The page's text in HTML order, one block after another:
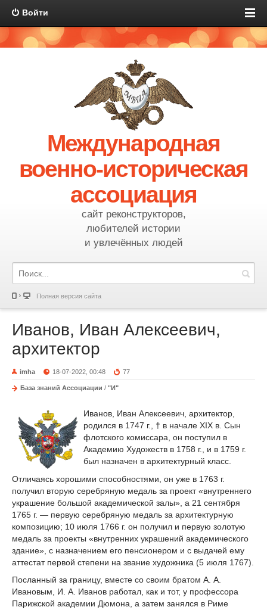
Войти
Международная
военно-историческая
ассоциация
сайт реконструкторов,
любителей истории
и увлечённых людей
Полная версия сайта
Иванов, Иван Алексеевич,
архитектор
imha 18-07-2022, 00:48 77
База знаний Ассоциации / "И"
Иванов, Иван Алексеевич, архитектор,
родился в 1747 г., † в начале XIX в. Сын
флотского комиссара, он поступил в
Академию Художеств в 1758 г., и в 1759 г.
был назначен в архитектурный класс.
Отличаясь хорошими способностями, он уже в 1763 г.
получил вторую серебряную медаль за проект «внутреннего
украшение большой академической залы», а 21 сентября
1765 г. — первую серебряную медаль за архитектурную
композицию; 10 июля 1766 г. он получил и первую золотую
медаль за проекты «внутренних украшений академического
здание», с назначением его пенсионером и с выдачей ему
аттестат первой степени на звание художника (5 июля 1767).
Посланный за границу, вместе со своим братом А. А.
Ивановым, И. А. Иванов работал, как и тот, у профессора
Парижской академии Дюмона, а затем занялся в Риме